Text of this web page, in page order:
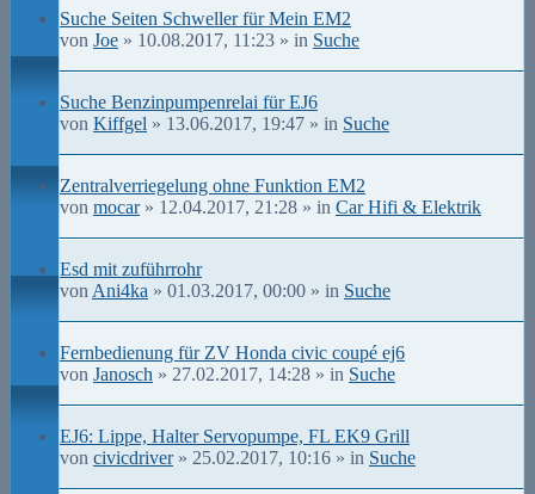
Suche Seiten Schweller für Mein EM2
von Joe » 10.08.2017, 11:23 » in Suche
Suche Benzinpumpenrelai für EJ6
von Kiffgel » 13.06.2017, 19:47 » in Suche
Zentralverriegelung ohne Funktion EM2
von mocar» 12.04.2017, 21:28 » in Car Hifi & Elektrik
Esd mit zuführrohr
von Ani4ka » 01.03.2017, 00:00 » in Suche
Fernbedienung für ZV Honda civic coupé ej6
von Janosch » 27.02.2017, 14:28 » in Suche
EJ6: Lippe, Halter Servopumpe, FL EK9 Grill
von civicdriver» 25.02.2017, 10:16 » in Suche